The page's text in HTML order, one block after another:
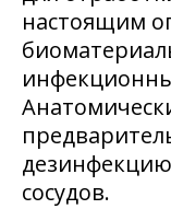
настоящим
сосудов.